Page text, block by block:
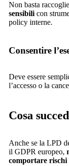
Non basta
sensibili con
policy interne.
Consentire
Deve essere
l’accesso o la
Cosa
Anche se la LPD
il GDPR europeo,
comportare rischi